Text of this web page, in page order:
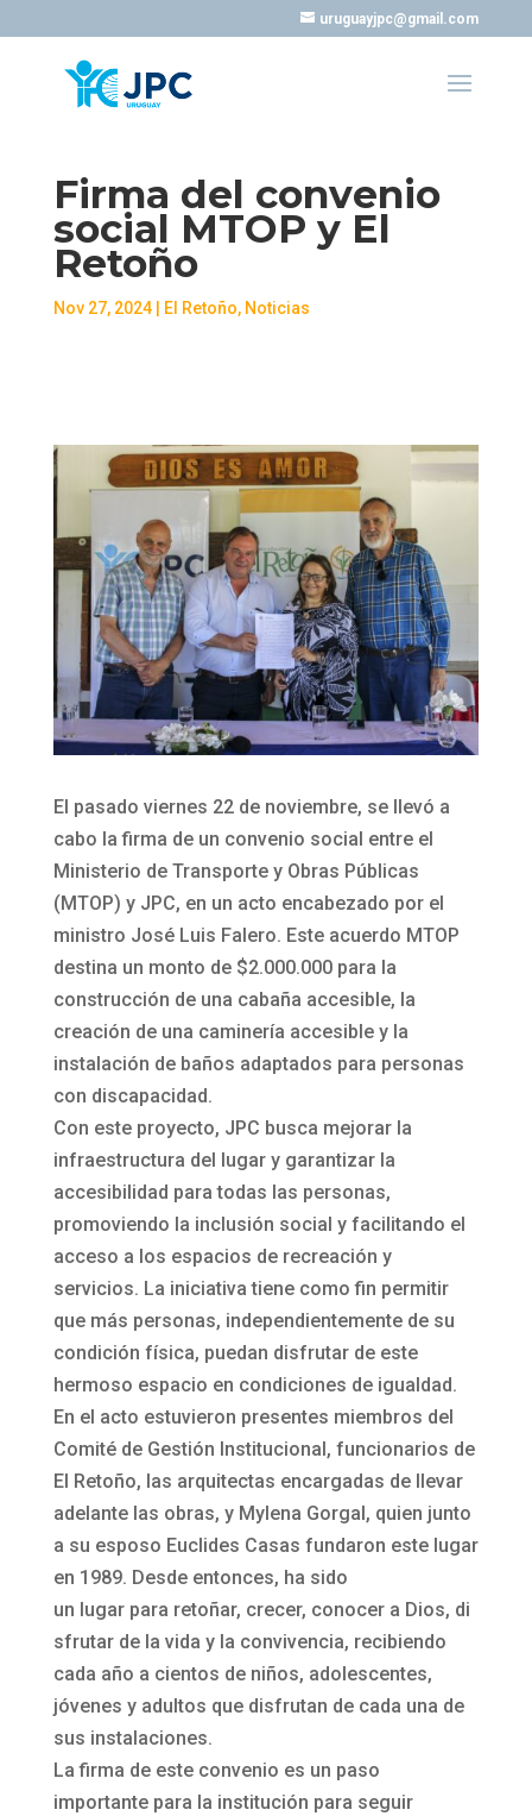
uruguayjpc@gmail.com
Firma del convenio
social MTOP y El
Retoño
Nov 27, 2024| El Retoño, Noticias
El pasado viernes 22 de noviembre, se llevó a
cabo la firma de un convenio social entre el
Ministerio de Transporte y Obras Públicas
(MTOP) y JPC, en un acto encabezado por el
ministro José Luis Falero. Este acuerdo MTOP
destina un monto de $2.000.000 para la
construcción de una cabaña accesible, la
creación de una caminería accesible y la
instalación de baños adaptados para personas
con discapacidad.
Con este proyecto, JPC busca mejorar la
infraestructura del lugar y garantizar la
accesibilidad para todas las personas,
promoviendo la inclusión social y facilitando el
acceso a los espacios de recreación y
servicios. La iniciativa tiene como fin permitir
que más personas, independientemente de su
condición física, puedan disfrutar de este
hermoso espacio en condiciones de igualdad.
En el acto estuvieron presentes miembros del
Comité de Gestión Institucional, funcionarios de
El Retoño, las arquitectas encargadas de llevar
adelante las obras, y Mylena Gorgal, quien junto
a su esposo Euclides Casas fundaron este lugar
en 1989. Desde entonces, ha sido
un lugar para retoñar, crecer, conocer a Dios, di
sfrutar de la vida y la convivencia, recibiendo
cada año a cientos de niños, adolescentes,
jóvenes y adultos que disfrutan de cada una de
sus instalaciones.
La firma de este convenio es un paso
importante para la institución para seguir